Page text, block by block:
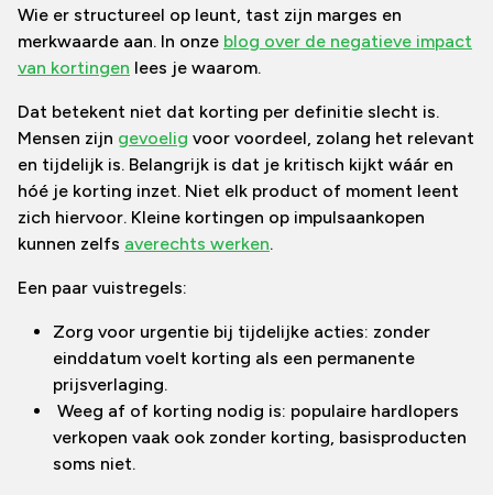
Wie er structureel op leunt, tast zijn marges en
merkwaarde aan. In onze blog over de negatieve impact
van kortingen lees je waarom.
Dat betekent niet dat korting per definitie slecht is.
Mensen zijn gevoelig voor voordeel, zolang het relevant
en tijdelijk is. Belangrijk is dat je kritisch kijkt wáár en
hóé je korting inzet. Niet elk product of moment leent
zich hiervoor. Kleine kortingen op impulsaankopen
kunnen zelfs averechts werken.
Een paar vuistregels:
Zorg voor urgentie bij tijdelijke acties: zonder
einddatum voelt korting als een permanente
prijsverlaging.
Weeg af of korting nodig is: populaire hardlopers
verkopen vaak ook zonder korting, basisproducten
soms niet.